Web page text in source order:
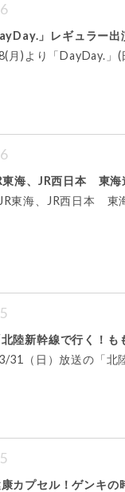
」レギュラー出
月)より「DayDay.」
東海、JR西日本 東海
東海、JR西日本 東
陸新幹線で行く！も
31（日）放送の「北
カプセル！ゲンキの